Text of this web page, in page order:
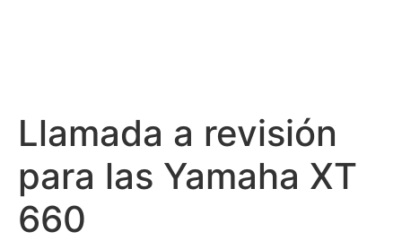
Llamada a revisión
para las Yamaha XT
660